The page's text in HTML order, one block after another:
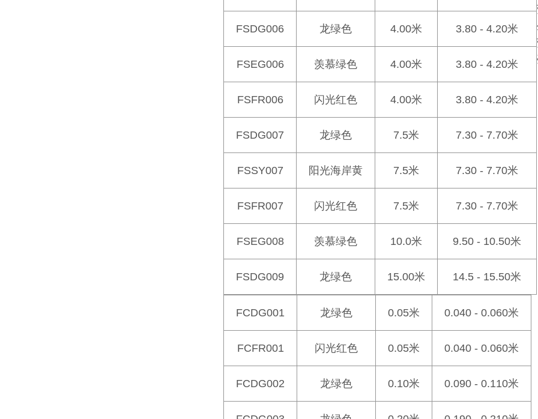
FSDG006 龙绿色 4.00米 3.80 - 4.20米
FSEG006 羡慕绿色 4.00米 3.80 - 4.20米
FSFR006 闪光红色 4.00米 3.80 - 4.20米
FSDG007 龙绿色 7.5米 7.30 - 7.70米
FSSY007 阳光海岸黄 7.5米 7.30 - 7.70米
FSFR007 闪光红色 7.5米 7.30 - 7.70米
FSEG008 羡慕绿色 10.0米 9.50 - 10.50米
FSDG009 龙绿色 15.00米 14.5 - 15.50米
FCDG001 龙绿色 0.05米 0.040 - 0.060米
FCFR001 闪光红色 0.05米 0.040 - 0.060米
FCDG002 龙绿色 0.10米 0.090 - 0.110米